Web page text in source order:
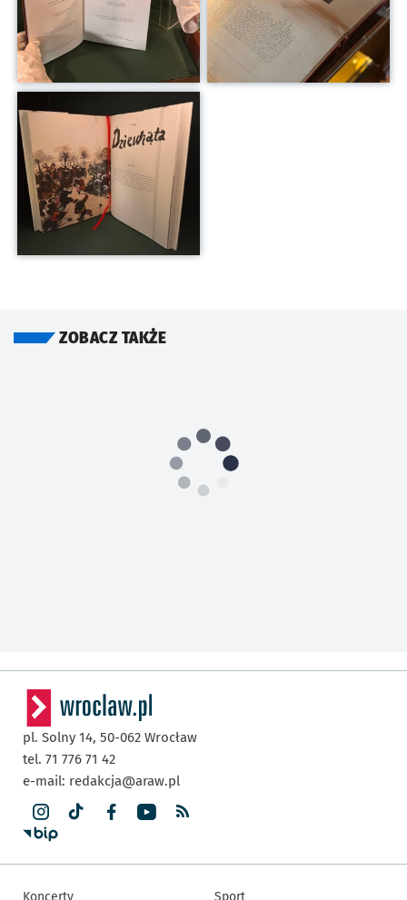
ZOBACZ TAKŻE
pl. Solny 14, 50-062 Wrocław
tel. 71 776 71 42
e-mail: redakcja@araw.pl